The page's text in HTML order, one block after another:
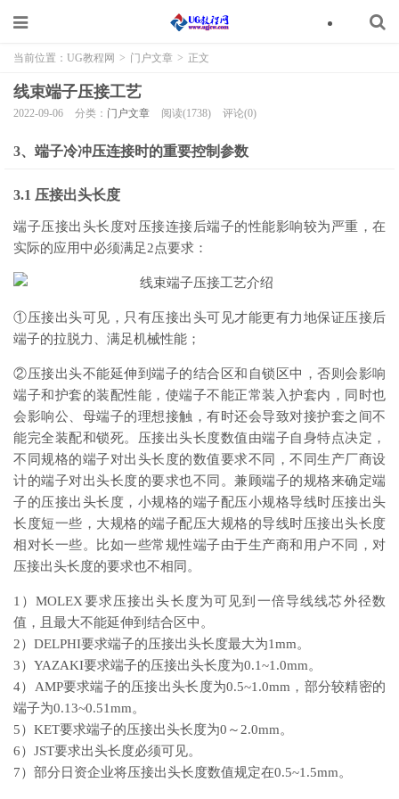
当前位置： UG教程网 > 门户文章 > 正文
线束端子压接工艺
2022-09-06 分类： 门户文章 阅读(1738) 评论(0)
3、端子冷冲压连接时的重要控制参数
3.1 压接出头长度
端子压接出头长度对压接连接后端子的性能影响较为严重，在
实际的应用中必须满足2点要求：
①压接出头可见，只有压接出头可见才能更有力地保证压接后
端子的拉脱力、满足机械性能；
②压接出头不能延伸到端子的结合区和自锁区中，否则会影响
端子和护套的装配性能，使端子不能正常装入护套内，同时也
会影响公、母端子的理想接触，有时还会导致对接护套之间不
能完全装配和锁死。压接出头长度数值由端子自身特点决定，
不同规格的端子对出头长度的数值要求不同，不同生产厂商设
计的端子对出头长度的要求也不同。兼顾端子的规格来确定端
子的压接出头长度，小规格的端子配压小规格导线时压接出头
长度短一些，大规格的端子配压大规格的导线时压接出头长度
相对长一些。比如一些常规性端子由于生产商和用户不同，对
压接出头长度的要求也不相同。
1）MOLEX要求压接出头长度为可见到一倍导线线芯外径数
值，且最大不能延伸到结合区中。
2）DELPHI要求端子的压接出头长度最大为1mm。
3）YAZAKI要求端子的压接出头长度为0.1~1.0mm。
4）AMP要求端子的压接出头长度为0.5~1.0mm，部分较精密的
端子为0.13~0.51mm。
5）KET要求端子的压接出头长度为0～2.0mm。
6）JST要求出头长度必须可见。
7）部分日资企业将压接出头长度数值规定在0.5~1.5mm。